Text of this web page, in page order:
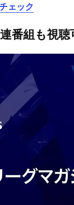
ェック
番組も視聴